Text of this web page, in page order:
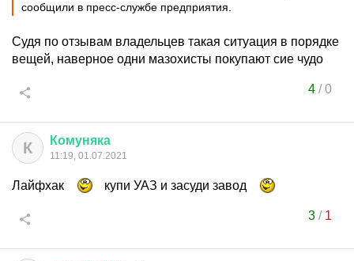
сообщили в пресс-службе предприятия.
Судя по отзывам владельцев такая ситуация в порядке
вещей, наверное одни мазохисты покупают сие чудо
4/0
К Комуняка
11:19, 01.07.2021
Лайфхак купи УАЗ и засуди завод
3/ 1